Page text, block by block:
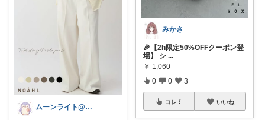
ムーンライト@ファッション
みかさ
🎉【2h限定50%OFFクーポン登
場】 シ ...
￥ 1,060
0 0 3
コレ いいね